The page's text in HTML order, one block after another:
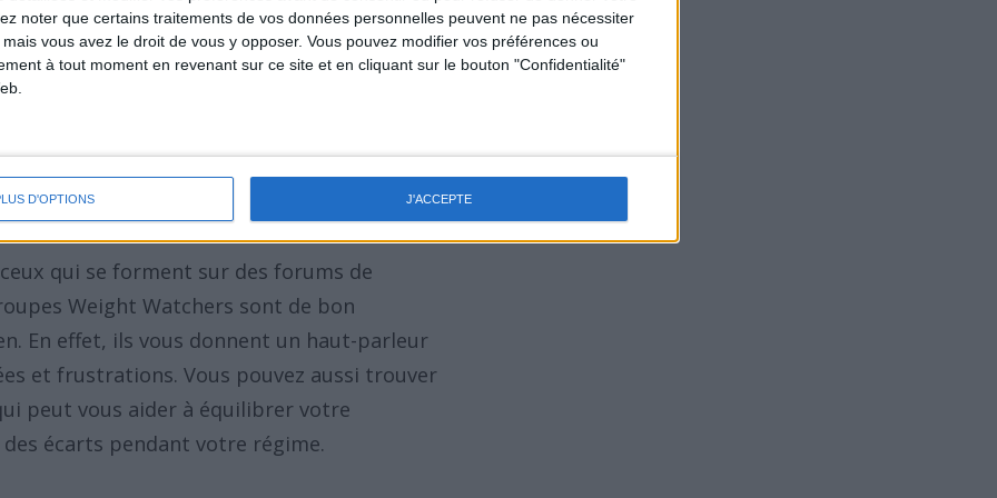
noter que certains traitements de vos données personnelles peuvent ne pas nécessiter
vous avez le droit de vous y opposer. Vous pouvez modifier vos préférences ou
à tout moment en revenant sur ce site et en cliquant sur le bouton "Confidentialité"
D'OPTIONS J'ACCEPTE
mauvaise influence" qui nous disent que
qu'il ne faut rien changer à
de partager un dessert calorique
pas manger au départ. Or pour ne pas
de vous entourer de personnes qui
qui se forment sur des forums de
Weight Watchers sont de bon
En effet, ils vous donnent un haut-parleur
et frustrations. Vous pouvez aussi trouver
peut vous aider à équilibrer votre
écarts pendant votre régime.